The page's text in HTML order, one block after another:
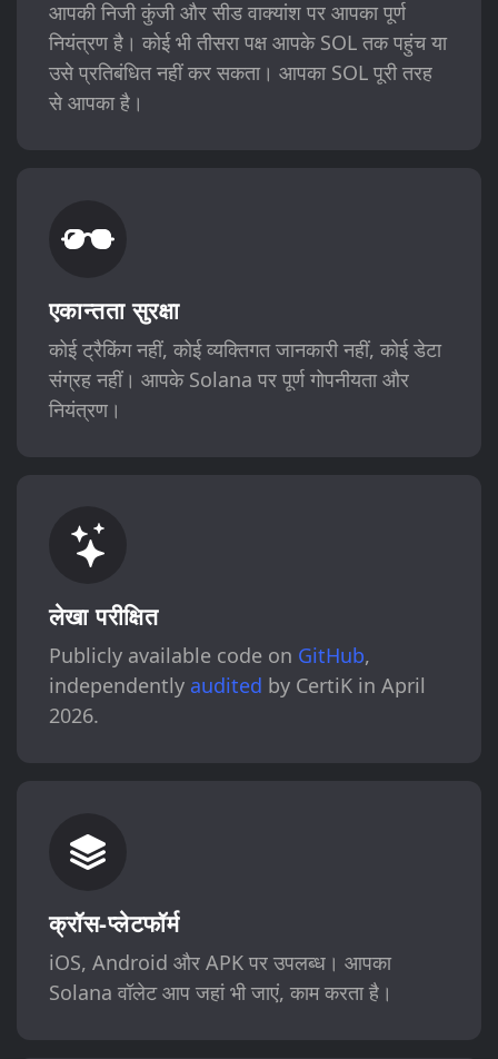
आपकी निजी कुंजी और सीड वाक्यांश पर आपका पूर्ण
नियंत्रण है। कोई भी तीसरा पक्ष आपके SOL तक पहुंच या
उसे प्रतिबंधित नहीं कर सकता। आपका SOL पूरी तरह
से आपका है।
एकान्तता सुरक्षा
कोई ट्रैकिंग नहीं, कोई व्यक्तिगत जानकारी नहीं, कोई डेटा
संग्रह नहीं। आपके Solana पर पूर्ण गोपनीयता और
नियंत्रण।
लेखा परीक्षित
Publicly available code on GitHub,
independently audited by CertiK in April
2026.
क्रॉस-प्लेटफॉर्म
iOS, Android और APK पर उपलब्ध। आपका
Solana वॉलेट आप जहां भी जाएं, काम करता है।